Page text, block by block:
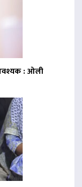
: ओली